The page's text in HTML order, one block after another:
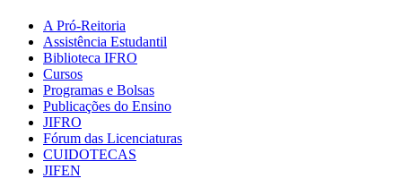
A Pró-Reitoria
Assistência Estudantil
Biblioteca IFRO
Cursos
Programas e Bolsas
Publicações do Ensino
JIFRO
Fórum das Licenciaturas
CUIDOTECAS
JIFEN